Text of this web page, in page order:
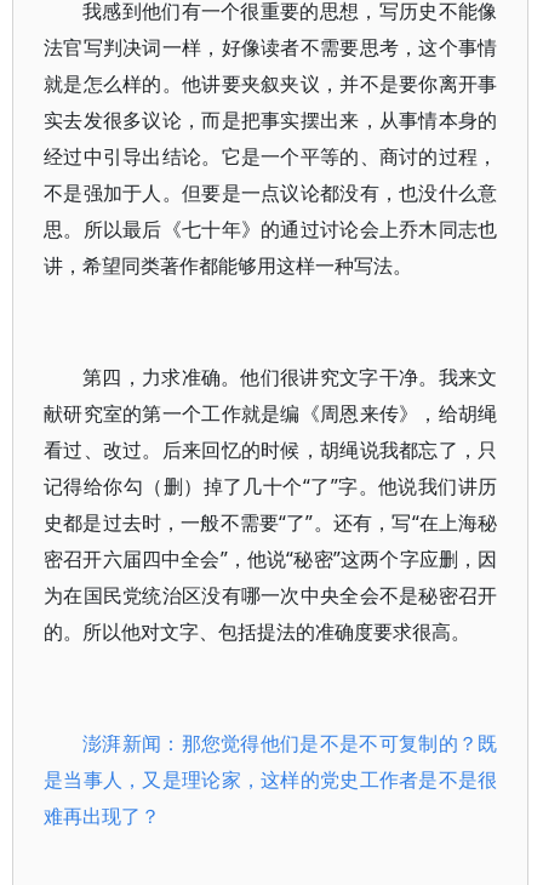
我感到他们有一个很重要的思想，写历史不能像
法官写判决词一样，好像读者不需要思考，这个事情
就是怎么样的。他讲要夹叙夹议，并不是要你离开事
实去发很多议论，而是把事实摆出来，从事情本身的
经过中引导出结论。它是一个平等的、商讨的过程，
不是强加于人。但要是一点议论都没有，也没什么意
思。所以最后《七十年》的通过讨论会上乔木同志也
讲，希望同类著作都能够用这样一种写法。
第四，力求准确。他们很讲究文字干净。我来文
献研究室的第一个工作就是编《周恩来传》，给胡绳
看过、改过。后来回忆的时候，胡绳说我都忘了，只
记得给你勾（删）掉了几十个“了”字。他说我们讲历
史都是过去时，一般不需要“了”。还有，写“在上海秘
密召开六届四中全会”，他说“秘密”这两个字应删，因
为在国民党统治区没有哪一次中央全会不是秘密召开
的。所以他对文字、包括提法的准确度要求很高。
澎湃新闻：那您觉得他们是不是不可复制的？既
是当事人，又是理论家，这样的党史工作者是不是很
难再出现了？